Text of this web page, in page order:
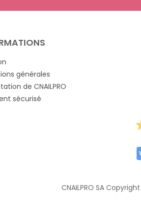
générales
de CNAILPRO
sécurisé
CNAILPRO SA Copyright